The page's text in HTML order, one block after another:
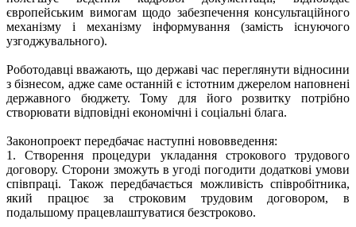
європейським вимогам щодо забезпечення консультаційного
механізму і механізму інформування (замість існуючого
узгоджувального).
Роботодавці вважають, що державі час переглянути відносини
з бізнесом, адже саме останній є істотним джерелом наповнені
державного бюджету. Тому для його розвитку потрібно
створювати відповідні економічні і соціальні блага.
Законопроект передбачає наступні нововведення:
1.
Створення процедури укладання строкового трудового
договору. Сторони зможуть в угоді погодити додаткові умови
співпраці. Також передбачається можливість співробітника,
який працює за строковим трудовим договором, в
подальшому працевлаштуватися безстроково.